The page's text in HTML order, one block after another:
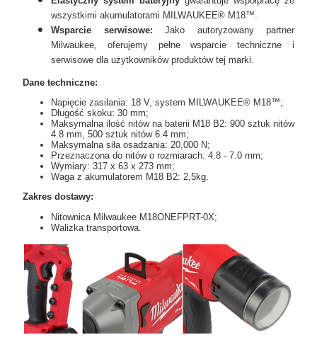
wszystkimi akumulatorami MILWAUKEE® M18™.
Wsparcie serwisowe: Jako autoryzowany partner
Milwaukee, oferujemy pełne wsparcie techniczne i
serwisowe dla użytkowników produktów tej marki.
Dane techniczne:
Napięcie zasilania: 18 V, system MILWAUKEE® M18™;
Długość skoku: 30 mm;
Maksymalna ilość nitów na baterii M18 B2: 900 sztuk nitów
4.8 mm, 500 sztuk nitów 6.4 mm;
Maksymalna siła osadzania: 20,000 N;
Przeznaczona do nitów o rozmiarach: 4.8 - 7.0 mm;
Wymiary: 317 x 63 x 273 mm;
Waga z akumulatorem M18 B2: 2,5kg.
Zakres dostawy:
Nitownica Milwaukee M18ONEFPRT-0X;
Walizka transportowa.